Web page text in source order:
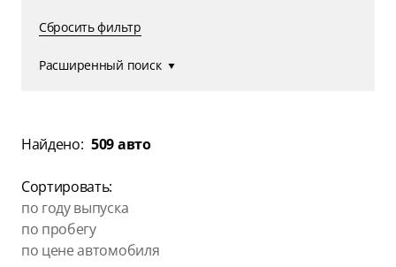
Сбросить фильтр
Расширенный поиск
Найдено: 509 авто
Сортировать:
по году выпуска
по пробегу
по цене автомобиля